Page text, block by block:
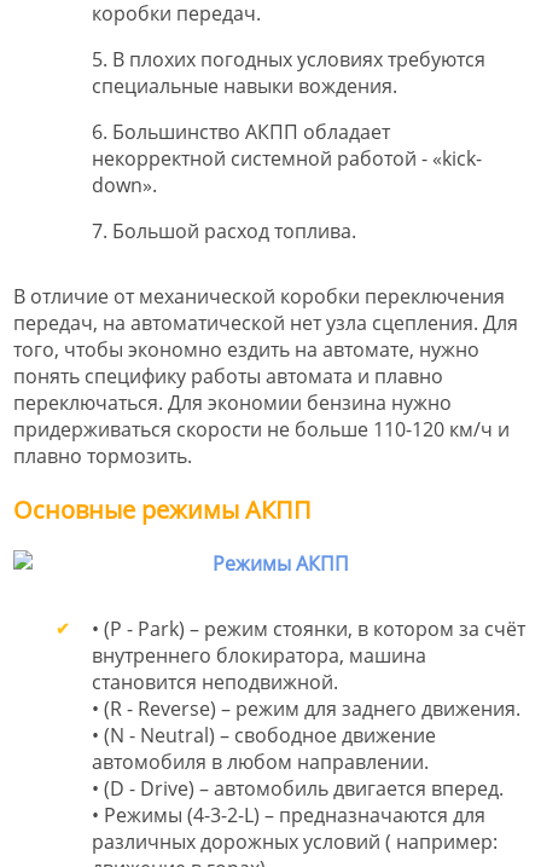
коробки передач.
5. В плохих погодных условиях требуются
специальные навыки вождения.
6. Большинство АКПП обладает
некорректной системной работой - «kick-
down».
7. Большой расход топлива.
В отличие от механической коробки переключения
передач, на автоматической нет узла сцепления. Для
того, чтобы экономно ездить на автомате, нужно
понять специфику работы автомата и плавно
переключаться. Для экономии бензина нужно
придерживаться скорости не больше 110-120 км/ч и
плавно тормозить.
Основные режимы АКПП
• (P - Park) – режим стоянки, в котором за счёт
внутреннего блокиратора, машина
становится неподвижной.
• (R - Reverse) – режим для заднего движения.
• (N - Neutral) – свободное движение
автомобиля в любом направлении.
• (D - Drive) – автомобиль двигается вперед.
• Режимы (4-3-2-L) – предназначаются для
различных дорожных условий ( например: